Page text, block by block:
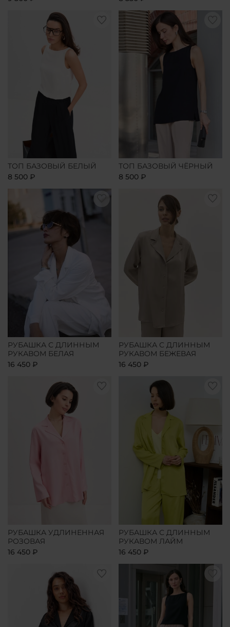
ТОП БАЗОВЫЙ БЕЛЫЙ
8 500 ₽
ТОП БАЗОВЫЙ ЧЁРНЫЙ
8 500 ₽
РУБАШКА С ДЛИННЫМ
РУКАВОМ БЕЛАЯ
16 450 ₽
РУБАШКА С ДЛИННЫМ
РУКАВОМ БЕЖЕВАЯ
16 450 ₽
РУБАШКА УДЛИНЕННАЯ
РОЗОВАЯ
16 450 ₽
РУБАШКА С ДЛИННЫМ
РУКАВОМ ЛАЙМ
16 450 ₽